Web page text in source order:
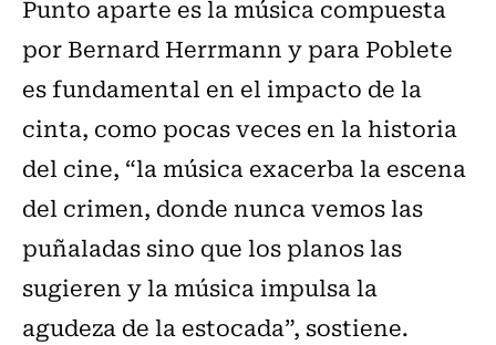
Punto aparte es la música compuesta
por Bernard Herrmann y para Poblete
es fundamental en el impacto de la
cinta, como pocas veces en la historia
del cine, “la música exacerba la escena
del crimen, donde nunca vemos las
puñaladas sino que los planos las
sugieren y la música impulsa la
agudeza de la estocada”, sostiene.